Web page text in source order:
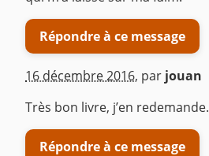
Répondre à ce message
16 décembre 2016, par jouan
Très bon livre, j’en redemande.
Répondre à ce message